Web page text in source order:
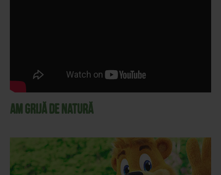
AM GRIJĂ DE NATURĂ